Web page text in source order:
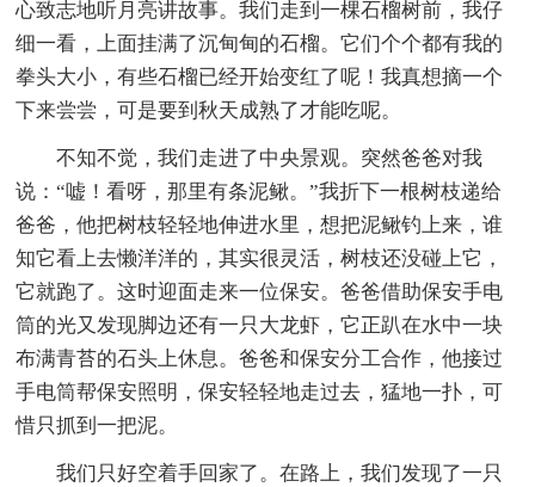
心致志地听月亮讲故事。我们走到一棵石榴树前，我仔
细一看，上面挂满了沉甸甸的石榴。它们个个都有我的
拳头大小，有些石榴已经开始变红了呢！我真想摘一个
下来尝尝，可是要到秋天成熟了才能吃呢。
不知不觉，我们走进了中央景观。突然爸爸对我
说：“嘘！看呀，那里有条泥鳅。”我折下一根树枝递给
爸爸，他把树枝轻轻地伸进水里，想把泥鳅钓上来，谁
知它看上去懒洋洋的，其实很灵活，树枝还没碰上它，
它就跑了。这时迎面走来一位保安。爸爸借助保安手电
筒的光又发现脚边还有一只大龙虾，它正趴在水中一块
布满青苔的石头上休息。爸爸和保安分工合作，他接过
手电筒帮保安照明，保安轻轻地走过去，猛地一扑，可
惜只抓到一把泥。
我们只好空着手回家了。在路上，我们发现了一只